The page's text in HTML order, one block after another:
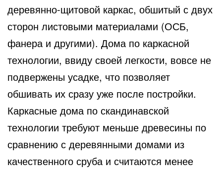
деревянно-щитовой каркас, обшитый с двух
сторон листовыми материалами (ОСБ,
фанера и другими). Дома по каркасной
технологии, ввиду своей легкости, вовсе не
подвержены усадке, что позволяет
обшивать их сразу уже после постройки.
Каркасные дома по скандинавской
технологии требуют меньше древесины по
сравнению с деревянными домами из
качественного сруба и считаются менее